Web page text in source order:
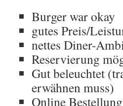
Burger war okay
gutes Preis/
nettes Diner-
Reservierung
Gut beleuchtet
erwähnen muss)
Online